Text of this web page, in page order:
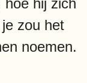
hoe hij zich
zou het
noemen.